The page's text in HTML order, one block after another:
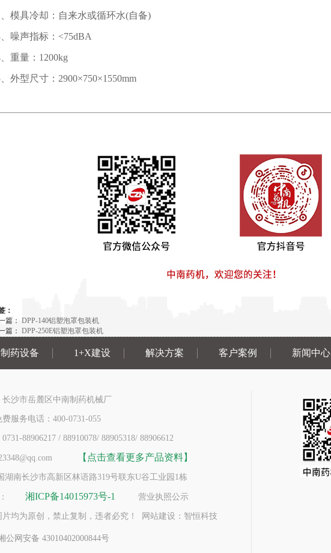
、模具冷却：自来水或循环水(自备)
、噪声指标：<75dBA
重量：1200kg
外型尺寸：2900×750×1550mm
：
篇： DPP-140铝塑泡罩包装机
篇： DPP-250E铝塑泡罩包装机
制药设备 1+X建设 解决方案 客户案例 新闻中心
长沙市岳麓区中南制药机械厂
服务电话：400-0731-055
88906217 / 88910078/ 88905318/ 88906612
【点击查看更多产品资料】
湖南长沙市高新区林语路319号联东U谷工业园1栋
湘ICP备14015973号-1 营业执照公示
片均为原创，禁止复制，违者必究！ 网站建设：智恒科技
公网安备 43010402000844号